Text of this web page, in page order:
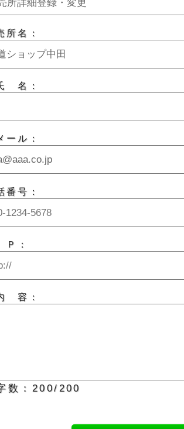
所名：
名：
ール：
番号：
：
容：
数： 200/200